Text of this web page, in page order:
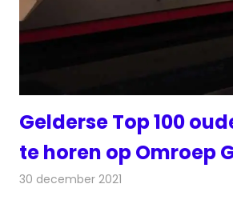
Gelderse Top 100
te horen op Omroep
30 december 2021